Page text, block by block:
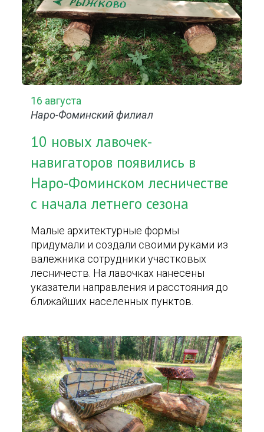
16 августа
Наро-Фоминский филиал
10 новых лавочек-
навигаторов появились в
Наро-Фоминском лесничестве
с начала летнего сезона
Малые архитектурные формы
придумали и создали своими руками из
валежника сотрудники участковых
лесничеств. На лавочках нанесены
указатели направления и расстояния до
ближайших населенных пунктов.